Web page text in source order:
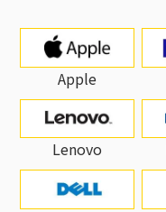
Apple
Lenovo